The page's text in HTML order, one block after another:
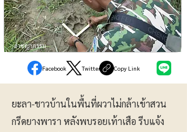
อาชญากรรม
Facebook Twitter Copy Link
ยะลา-ชาวบ้านในพื้นที่ผวาไม่กล้าเข้าสวน
กรีดยางพารา หลังพบรอยเท้าเสือ รีบแจ้ง